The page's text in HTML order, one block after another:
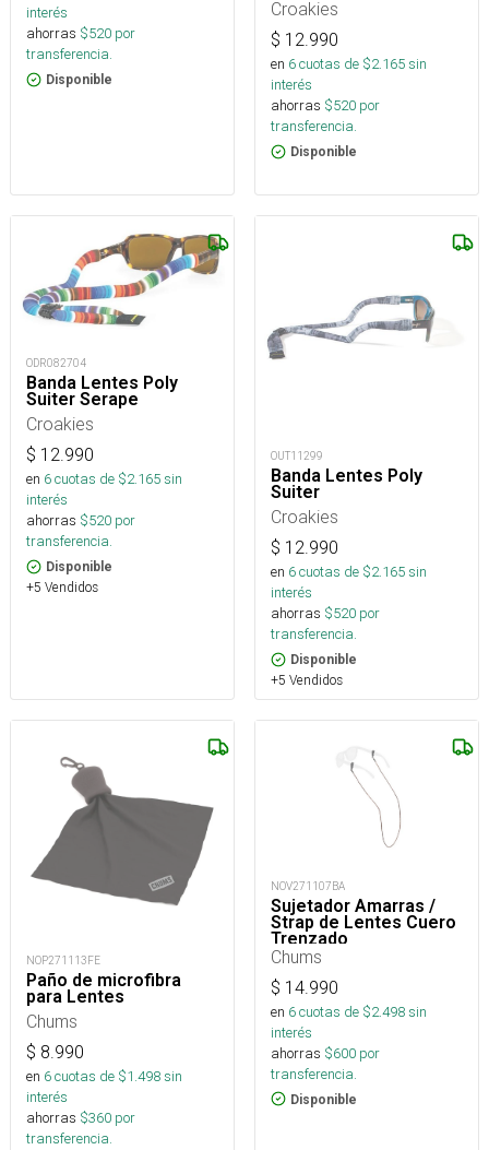
interés
ahorras $520 por
transferencia.
Disponible
Croakies
$ 12.990
en 6cuotas de $2.165sin
interés
ahorras $520 por
transferencia.
Disponible
ODR082704
Banda Lentes Poly
Suiter Serape
Croakies
$ 12.990
en 6cuotas de $2.165sin
interés
ahorras $520 por
transferencia.
Disponible
+5 Vendidos
OUT11299
Banda Lentes Poly
Suiter
Croakies
$ 12.990
en 6cuotas de $2.165sin
interés
ahorras $520 por
transferencia.
Disponible
+5 Vendidos
NOP271113FE
Paño de microfibra
para Lentes
Chums
$ 8.990
en 6cuotas de $1.498sin
interés
ahorras $360 por
transferencia.
NOV271107BA
Sujetador Amarras /
Strap de Lentes Cuero
Trenzado
Chums
$ 14.990
en 6cuotas de $2.498sin
interés
ahorras $600 por
transferencia.
Disponible